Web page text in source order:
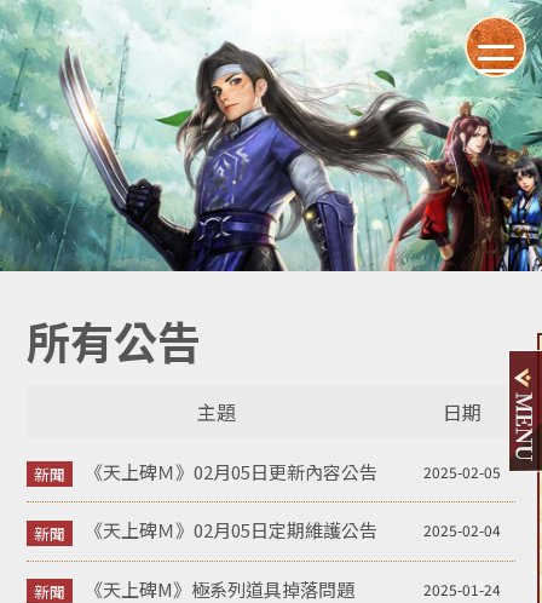
所有公告
主題 日期
《天上碑Ｍ》02月05日更新內容公告 2025-02-05
《天上碑Ｍ》02月05日定期維護公告 2025-02-04
《天上碑M》極系列道具掉落問題 2025-01-24